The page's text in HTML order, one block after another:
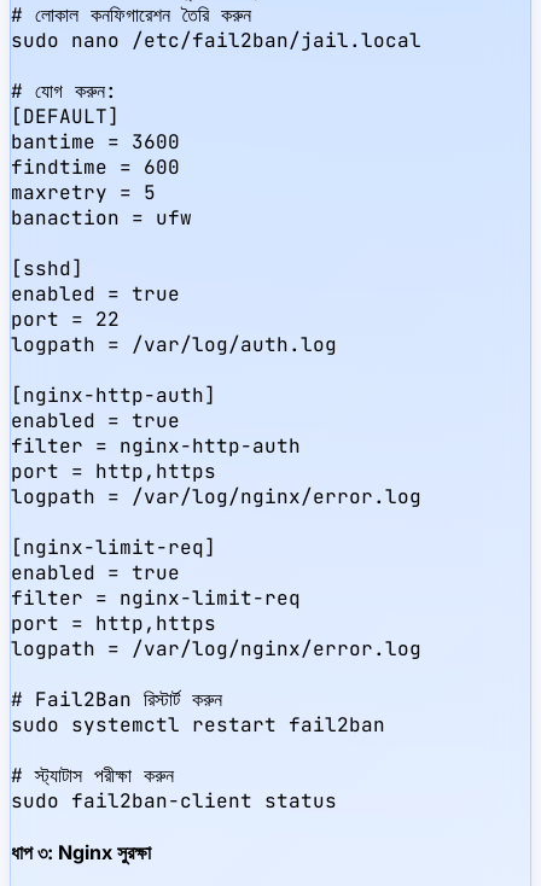
# লোকাল কনফিগারেশন তৈরি করুন
sudo nano /etc/fail2ban/jail.local
# যোগ করুন:
[DEFAULT]
bantime = 3600
findtime = 600
maxretry = 5
banaction = ufw
[sshd]
enabled = true
port = 22
logpath = /var/log/auth.log
[nginx-http-auth]
enabled = true
filter = nginx-http-auth
port = http,https
logpath = /var/log/nginx/error.log
[nginx-limit-req]
enabled = true
filter = nginx-limit-req
port = http,https
logpath = /var/log/nginx/error.log
# Fail2Ban রিস্টার্ট করুন
sudo systemctl restart fail2ban
# স্ট্যাটাস পরীক্ষা করুন
sudo fail2ban-client status
ধাপ ৩: Nginx সুরক্ষা